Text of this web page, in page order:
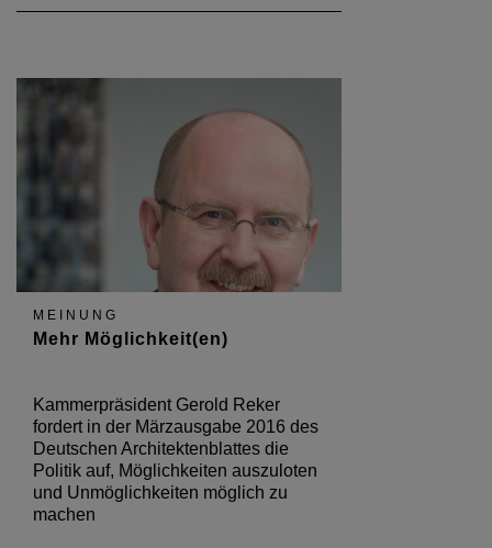
MEINUNG
Mehr Möglichkeit(en)
Kammerpräsident Gerold Reker
fordert in der Märzausgabe 2016 des
Deutschen Architektenblattes die
Politik auf, Möglichkeiten auszuloten
und Unmöglichkeiten möglich zu
machen